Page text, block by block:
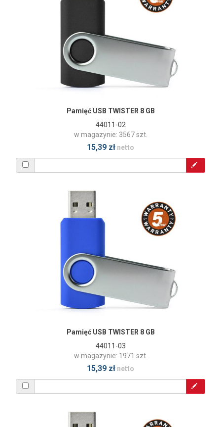
Pamięć USB TWISTER 8 GB
44011-02
w magazynie: 3567 szt.
15,39 zł netto
Pamięć USB TWISTER 8 GB
44011-03
w magazynie: 1971 szt.
15,39 zł netto